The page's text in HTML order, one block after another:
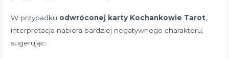
W przypadku odwróconej karty Kochankowie Tarot,
interpretacja nabiera bardziej negatywnego charakteru,
sugerując: